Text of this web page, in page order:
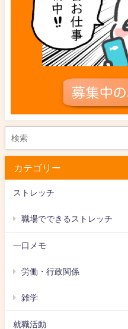
カテゴリー
ストレッチ
職場でできるストレッチ
一口メモ
労働・行政関係
雑学
就職活動